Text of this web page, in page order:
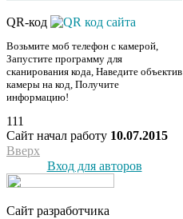
QR-код
Возьмите моб телефон с камерой,
Запустите программу для
сканирования кода, Наведите объектив
камеры на код, Получите
информацию!
111
Сайт начал работу 10.07.2015
Вверх
Вход для авторов
Сайт разработчика